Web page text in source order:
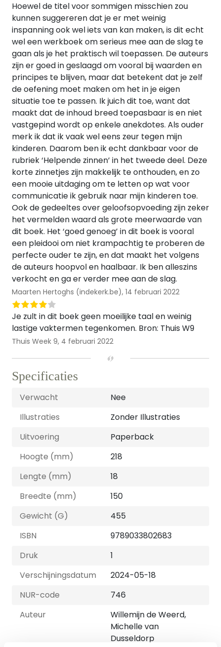
Hoewel de titel voor sommigen misschien zou
kunnen suggereren dat je er met weinig
inspanning ook wel iets van kan maken, is dit echt
wel een werkboek om serieus mee aan de slag te
gaan als je het praktisch wil toepassen. De auteurs
zijn er goed in geslaagd om vooral bij waarden en
principes te blijven, maar dat betekent dat je zelf
de oefening moet maken om het in je eigen
situatie toe te passen. Ik juich dit toe, want dat
maakt dat de inhoud breed toepasbaar is en niet
vastgepind wordt op enkele anekdotes. Als ouder
merk ik dat ik vaak wel eens zeur tegen mijn
kinderen. Daarom ben ik echt dankbaar voor de
rubriek ‘Helpende zinnen’ in het tweede deel. Deze
korte zinnetjes zijn makkelijk te onthouden, en zo
een mooie uitdaging om te letten op wat voor
communicatie ik gebruik naar mijn kinderen toe.
Ook de gedeeltes over geloofsopvoeding zijn zeker
het vermelden waard als grote meerwaarde van
dit boek. Het ‘goed genoeg’ in dit boek is vooral
een pleidooi om niet krampachtig te proberen de
perfecte ouder te zijn, en dat maakt het volgens
de auteurs hoopvol en haalbaar. Ik ben alleszins
verkocht en ga er verder mee aan de slag.
Maarten Hertoghs (indekerk.be), 14 februari 2022
Je zult in dit boek geen moeilijke taal en weinig
lastige vaktermen tegenkomen. Bron: Thuis W9
Thuis Week 9, 4 februari 2022
Specificaties
Verwacht
Nee
Illustraties
Zonder Illustraties
Uitvoering
Paperback
Hoogte (mm)
218
Lengte (mm)
18
Breedte (mm)
150
Gewicht (G)
455
ISBN
9789033802683
Druk
1
Verschijningsdatum
2024-05-18
NUR-code
746
Auteur
Willemijn de Weerd,
Michelle van
Dusseldorp